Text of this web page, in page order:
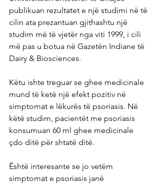
publikuan rezultatet e një studimi në të
cilin ata prezantuan gjithashtu një
studim më të vjetër nga viti 1999, i cili
më pas u botua në Gazetën Indiane të
Dairy & Biosciences.
Këtu ishte treguar se ghee medicinale
mund të ketë një efekt pozitiv në
simptomat e lëkurës të psoriasis. Në
këtë studim, pacientët me psoriasis
konsumuan 60 ml ghee medicinale
çdo ditë për shtatë ditë.
Është interesante se jo vetëm
simptomat e psoriasis janë